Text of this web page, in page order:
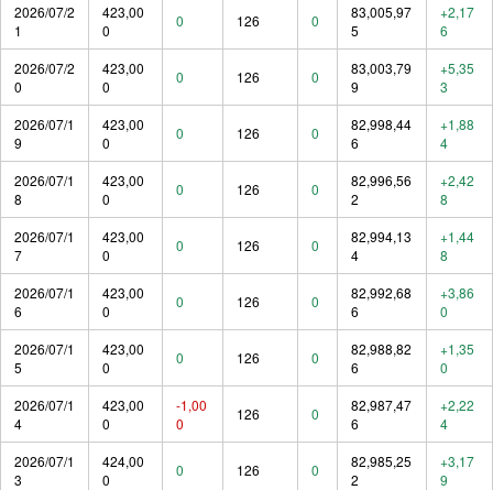
2026/07/2
1
423,00
0
0 126 0
83,005,97
5
+2,17
6
2026/07/2
0
423,00
0
0 126 0
83,003,79
9
+5,35
3
2026/07/1
9
423,00
0
0 126 0
82,998,44
6
+1,88
4
2026/07/1
8
423,00
0
0 126 0
82,996,56
2
+2,42
8
2026/07/1
7
423,00
0
0 126 0
82,994,13
4
+1,44
8
2026/07/1
6
423,00
0
0 126 0
82,992,68
6
+3,86
0
2026/07/1
5
423,00
0
0 126 0
82,988,82
6
+1,35
0
2026/07/1
4
423,00
0
-1,00
0
126 0
82,987,47
6
+2,22
4
2026/07/1
3
424,00
0
0 126 0
82,985,25
2
+3,17
9